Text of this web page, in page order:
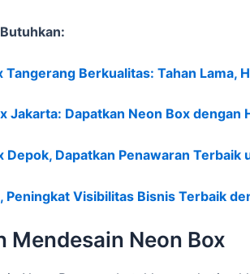
Tangerang Berkualitas: Tahan Lama,
Jakarta: Dapatkan Neon Box dengan
Depok, Dapatkan Penawaran Terbaik
Peningkat Visibilitas Bisnis Terbaik
Mendesain Neon Box